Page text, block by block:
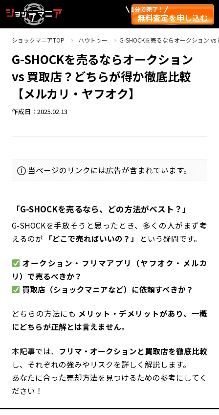
1分で完了！
無料査定を申し込む
ショックマニアTOP ハウトゥー G-SHOCKを売るならオークション
G-SHOCKを売るならオークション
vs 買取店？どちらが得か徹底比較
【メルカリ・ヤフオク】
作成日：2025.02.13
当ページのリンクには広告が含まれています。
「G-SHOCKを売るなら、どの方法がベスト？」
G-SHOCKを手放そうと思ったとき、多くの人がまず考
えるのが
「どこで売ればいいの？」 という疑問です。
オークション・フリマアプリ（ヤフオク・メルカ
リ）で売るべきか？
買取店（ショックマニアなど）に依頼すべきか？
どちらの方法にも メリット・デメリットがあり、一概
にどちらが正解とは言えません。
本記事では、 フリマ・オークションと買取店を徹底比較
し、それぞれの強みやリスクを詳しく解説します。
あなたに合った売却方法を見つけるための参考にしてく
ださい！